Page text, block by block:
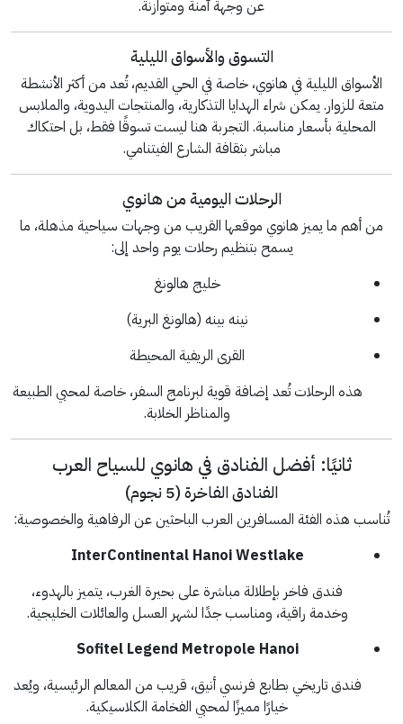
عن وجهة آمنة ومتوازنة.
التسوق والأسواق الليلية
الأسواق الليلية في هانوي، خاصة في الحي القديم، تُعد من أكثر الأنشطة
متعة للزوار. يمكن شراء الهدايا التذكارية، والمنتجات اليدوية، والملابس
المحلية بأسعار مناسبة. التجربة هنا ليست تسوقًا فقط، بل احتكاك
مباشر بثقافة الشارع الفيتنامي.
الرحلات اليومية من هانوي
من أهم ما يميز هانوي موقعها القريب من وجهات سياحية مذهلة، ما
يسمح بتنظيم رحلات يوم واحد إلى:
خليج هالونغ
نينه بينه (هالونغ البرية)
القرى الريفية المحيطة
هذه الرحلات تُعد إضافة قوية لبرنامج السفر، خاصة لمحبي الطبيعة
والمناظر الخلابة.
ثانيًا: أفضل الفنادق في هانوي للسياح العرب
الفنادق الفاخرة (5 نجوم)
تُناسب هذه الفئة المسافرين العرب الباحثين عن الرفاهية والخصوصية:
InterContinental Hanoi Westlake
فندق فاخر بإطلالة مباشرة على بحيرة الغرب، يتميز بالهدوء،
وخدمة راقية، ومناسب جدًا لشهر العسل والعائلات الخليجية.
Sofitel Legend Metropole Hanoi
فندق تاريخي بطابع فرنسي أنيق، قريب من المعالم الرئيسية، ويُعد
خيارًا مميزًا لمحبي الفخامة الكلاسيكية.